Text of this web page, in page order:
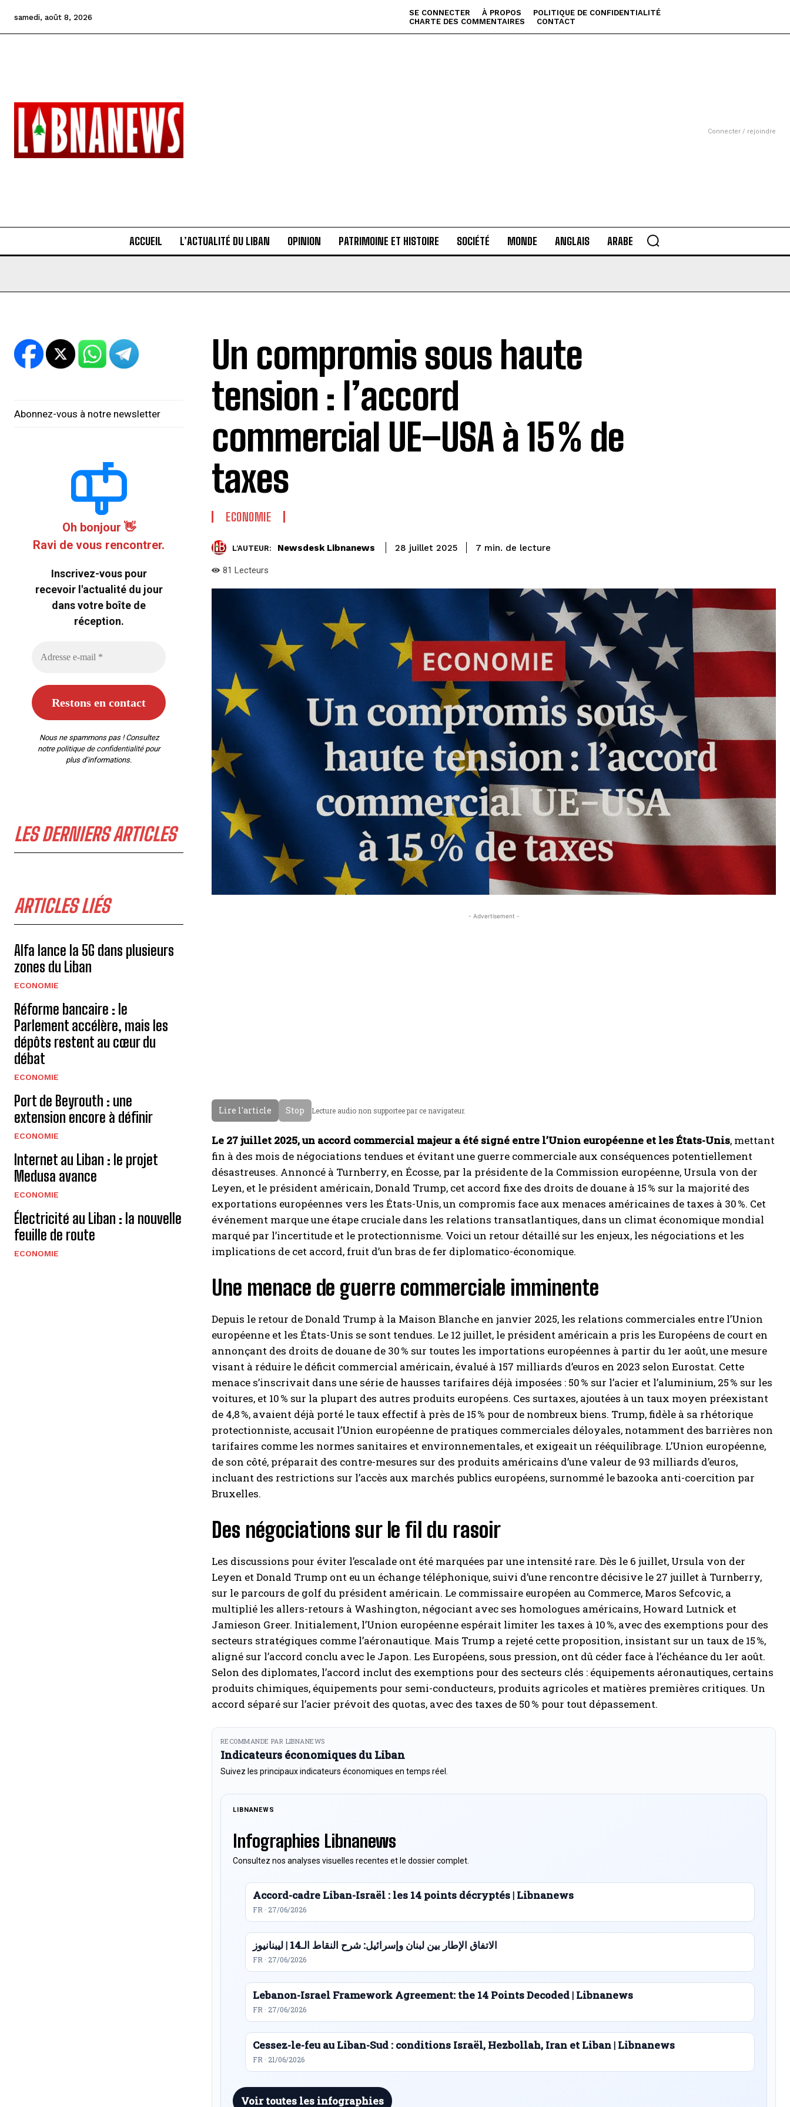
samedi, août 8, 2026 SE CONNECTER À PROPOS
POLITIQUE DE CONFIDENTIALITÉ
CHARTE DES COMMENTAIRES
CONTACT
Connecter / rejoindre
ACCUEIL L’ACTUALITÉ DU LIBAN OPINION PATRIMOINE ET HISTOIRE SOCIÉTÉ MONDE ANGLAIS ARABE
Abonnez-vous à notre newsletter
Oh bonjour 👋
Ravi de vous rencontrer.
Inscrivez-vous pour
recevoir l'actualité du jour
dans votre boîte de
réception.
Nous ne spammons pas ! Consultez
notre politique de confidentialitépour
plus d’informations.
LES DERNIERS ARTICLES
ARTICLES LIÉS
Alfa lance la 5G dans plusieurs
zones du Liban
ECONOMIE
Réforme bancaire : le
Parlement accélère, mais les
dépôts restent au cœur du
débat
ECONOMIE
Port de Beyrouth : une
extension encore à définir
ECONOMIE
Internet au Liban : le projet
Medusa avance
ECONOMIE
Électricité au Liban : la nouvelle
feuille de route
ECONOMIE
Un compromis sous haute
tension : l’accord
commercial UE–USA à 15 % de
taxes
ECONOMIE
L'AUTEUR: Newsdesk Libnanews 28 juillet 2025 7 min. de lecture
81 Lecteurs
- Advertisement -
Lire l'article Stop Lecture audio non supportee par ce navigateur.
Le 27 juillet 2025, un accord commercial majeur a été signé entre l’Union européenne et les États-Unis, mettant
fin à des mois de négociations tendues et évitant une guerre commerciale aux conséquences potentiellement
désastreuses. Annoncé à Turnberry, en Écosse, par la présidente de la Commission européenne, Ursula von der
Leyen, et le président américain, Donald Trump, cet accord fixe des droits de douane à 15 % sur la majorité des
exportations européennes vers les États-Unis, un compromis face aux menaces américaines de taxes à 30 %. Cet
événement marque une étape cruciale dans les relations transatlantiques, dans un climat économique mondial
marqué par l’incertitude et le protectionnisme. Voici un retour détaillé sur les enjeux, les négociations et les
implications de cet accord, fruit d’un bras de fer diplomatico-économique.
Une menace de guerre commerciale imminente
Depuis le retour de Donald Trump à la Maison Blanche en janvier 2025, les relations commerciales entre l’Union
européenne et les États-Unis se sont tendues. Le 12 juillet, le président américain a pris les Européens de court en
annonçant des droits de douane de 30 % sur toutes les importations européennes à partir du 1er août, une mesure
visant à réduire le déficit commercial américain, évalué à 157 milliards d’euros en 2023 selon Eurostat. Cette
menace s’inscrivait dans une série de hausses tarifaires déjà imposées : 50 % sur l’acier et l’aluminium, 25 % sur les
voitures, et 10 % sur la plupart des autres produits européens. Ces surtaxes, ajoutées à un taux moyen préexistant
de 4,8 %, avaient déjà porté le taux effectif à près de 15 % pour de nombreux biens. Trump, fidèle à sa rhétorique
protectionniste, accusait l’Union européenne de pratiques commerciales déloyales, notamment des barrières non
tarifaires comme les normes sanitaires et environnementales, et exigeait un rééquilibrage. L’Union européenne,
de son côté, préparait des contre-mesures sur des produits américains d’une valeur de 93 milliards d’euros,
incluant des restrictions sur l’accès aux marchés publics européens, surnommé le bazooka anti-coercition par
Bruxelles.
Des négociations sur le fil du rasoir
Les discussions pour éviter l’escalade ont été marquées par une intensité rare. Dès le 6 juillet, Ursula von der
Leyen et Donald Trump ont eu un échange téléphonique, suivi d’une rencontre décisive le 27 juillet à Turnberry,
sur le parcours de golf du président américain. Le commissaire européen au Commerce, Maros Sefcovic, a
multiplié les allers-retours à Washington, négociant avec ses homologues américains, Howard Lutnick et
Jamieson Greer. Initialement, l’Union européenne espérait limiter les taxes à 10 %, avec des exemptions pour des
secteurs stratégiques comme l’aéronautique. Mais Trump a rejeté cette proposition, insistant sur un taux de 15 %,
aligné sur l’accord conclu avec le Japon. Les Européens, sous pression, ont dû céder face à l’échéance du 1er août.
Selon des diplomates, l’accord inclut des exemptions pour des secteurs clés : équipements aéronautiques, certains
produits chimiques, équipements pour semi-conducteurs, produits agricoles et matières premières critiques. Un
accord séparé sur l’acier prévoit des quotas, avec des taxes de 50 % pour tout dépassement.
RECOMMANDE PAR LIBNANEWS
Indicateurs économiques du Liban
Suivez les principaux indicateurs économiques en temps réel.
LIBNANEWS
Infographies Libnanews
Consultez nos analyses visuelles recentes et le dossier complet.
Accord-cadre Liban-Israël : les 14 points décryptés | Libnanews
FR · 27/06/2026
الاتفاق الإطار بين لبنان وإسرائيل: شرح النقاط الـ14 | ليبنانيوز
FR · 27/06/2026
Lebanon-Israel Framework Agreement: the 14 Points Decoded | Libnanews
FR · 27/06/2026
Cessez-le-feu au Liban-Sud : conditions Israël, Hezbollah, Iran et Liban | Libnanews
FR · 21/06/2026
Voir toutes les infographies